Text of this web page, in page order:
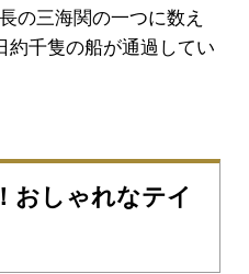
の三海関の一つに数え
約千隻の船が通過してい
おしゃれなテイ